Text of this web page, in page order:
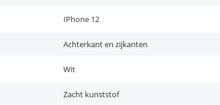
IPhone 12
Achterkant en zijkanten
Wit
Zacht kunststof